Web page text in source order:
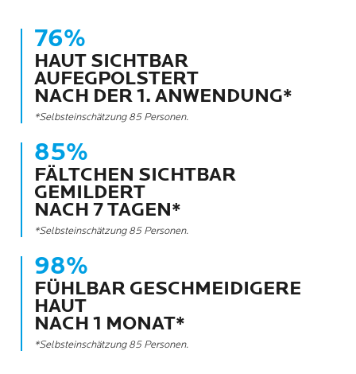
76%
HAUT SICHTBAR
AUFEGPOLSTERT
NACH DER 1. ANWENDUNG*
*Selbsteinschätzung 85 Personen.
85%
FÄLTCHEN SICHTBAR
GEMILDERT
NACH 7 TAGEN*
*Selbsteinschätzung 85 Personen.
98%
FÜHLBAR GESCHMEIDIGERE
HAUT
NACH 1 MONAT*
*Selbsteinschätzung 85 Personen.